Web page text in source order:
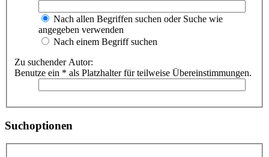
Nach allen Begriffen suchen oder Suche wie
angegeben verwenden
Nach einem Begriff suchen
Zu suchender Autor:
Benutze ein * als Platzhalter für teilweise Übereinstimmungen.
Suchoptionen